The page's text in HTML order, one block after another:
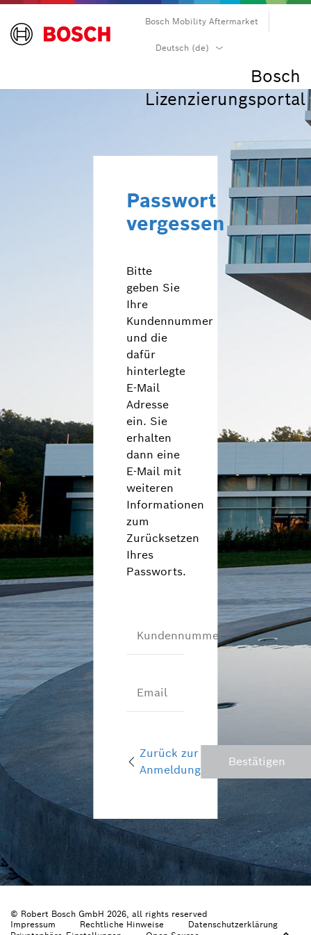
Bosch Mobility Aftermarket
Deutsch (de)
dansk (da)
Deutsch (de)
English (en)
español (es)
suomi (fi)
français (fr)
hrvatski (hr)
magyar (hu)
italiano (it)
日本語 (ja)
한국어 (ko)
Nederlands (nl)
svenska (sv)
中文 (zh)
Bosch
Lizenzierungsportal
Passwort
vergessen
Bitte
geben Sie
Ihre
Kundennummer
und die
dafür
hinterlegte
E-Mail
Adresse
ein. Sie
erhalten
dann eine
E-Mail mit
weiteren
Informationen
zum
Zurücksetzen
Ihres
Passworts.
Kundennummer
Email
Zurück zur
Anmeldung
Bestätigen
© Robert Bosch GmbH 2026, all rights reserved
Impressum
Rechtliche Hinweise
Datenschutzerklärung